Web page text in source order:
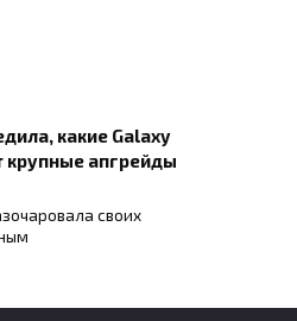
какие Galaxy
крупные апгрейды
своих